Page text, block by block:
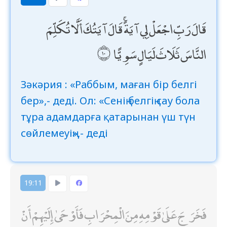
قَالَ رَبِّ اجْعَلْ لِي آيَةً ۚ قَالَ آيَتُكَ أَلَّا تُكَلِّمَ
النَّاسَ ثَلَاثَ لَيَالٍ سَوِيًّا
Зәкәрия : «Раббым, маған бір белгі
бер»,- деді. Ол: «Сенің белгің сау бола
тұра адамдарға қатарынан үш түн
сөйлемеуің»,- деді
19:11
فَخَرَجَ عَلَىٰ قَوْمِهِ مِنَ الْمِحْرَابِ فَأَوْحَىٰ إِلَيْهِمْ أَنْ